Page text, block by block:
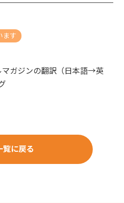
ます
マガジンの翻訳（日本語→英
覧に戻る